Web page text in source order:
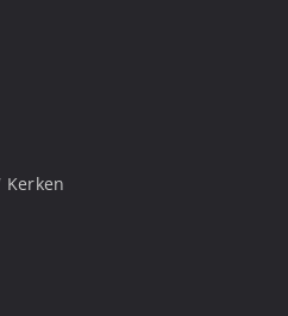
Kerken